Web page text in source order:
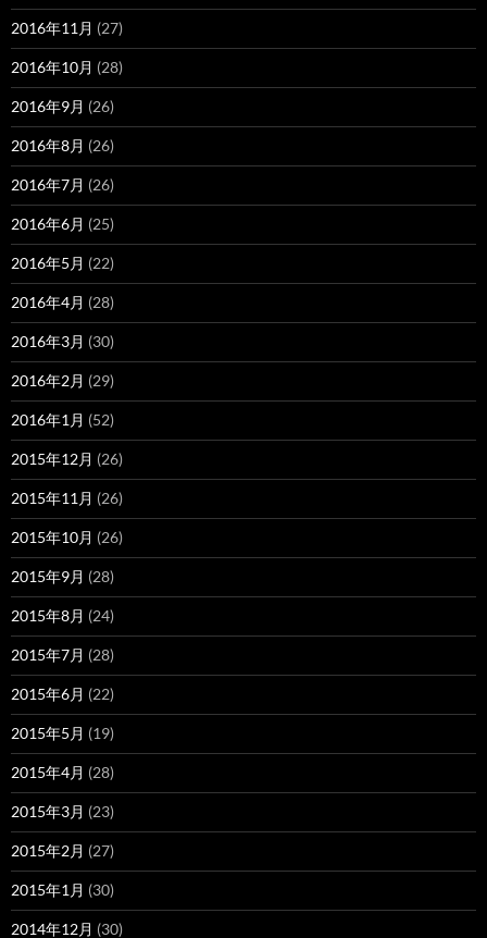
2016年11月 (27)
2016年10月 (28)
2016年9月 (26)
2016年8月 (26)
2016年7月 (26)
2016年6月 (25)
2016年5月 (22)
2016年4月 (28)
2016年3月 (30)
2016年2月 (29)
2016年1月 (52)
2015年12月 (26)
2015年11月 (26)
2015年10月 (26)
2015年9月 (28)
2015年8月 (24)
2015年7月 (28)
2015年6月 (22)
2015年5月 (19)
2015年4月 (28)
2015年3月 (23)
2015年2月 (27)
2015年1月 (30)
2014年12月 (30)